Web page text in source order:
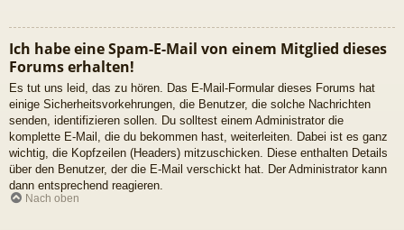
Ich habe eine Spam-E-Mail von einem Mitglied dieses
Forums erhalten!
Es tut uns leid, das zu hören. Das E-Mail-Formular dieses Forums hat
einige Sicherheitsvorkehrungen, die Benutzer, die solche Nachrichten
senden, identifizieren sollen. Du solltest einem Administrator die
komplette E-Mail, die du bekommen hast, weiterleiten. Dabei ist es ganz
wichtig, die Kopfzeilen (Headers) mitzuschicken. Diese enthalten Details
über den Benutzer, der die E-Mail verschickt hat. Der Administrator kann
dann entsprechend reagieren.
Nach oben